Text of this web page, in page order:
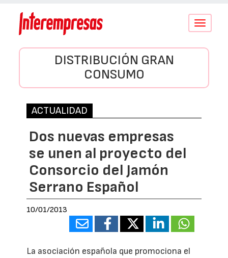
Conmutar
DISTRIBUCIÓN GRAN
CONSUMO
ACTUALIDAD
Dos nuevas empresas
se unen al proyecto del
Consorcio del Jamón
Serrano Español
10/01/2013
La asociación española que promociona el